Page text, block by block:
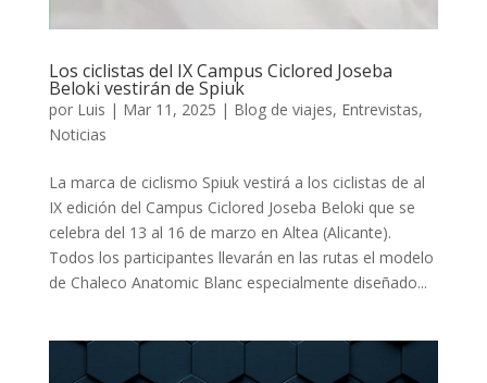
Los ciclistas del IX Campus Ciclored Joseba
Beloki vestirán de Spiuk
por Luis | Mar 11, 2025 | Blog de viajes, Entrevistas,
Noticias
La marca de ciclismo Spiuk vestirá a los ciclistas de al
IX edición del Campus Ciclored Joseba Beloki que se
celebra del 13 al 16 de marzo en Altea (Alicante).
Todos los participantes llevarán en las rutas el modelo
de Chaleco Anatomic Blanc especialmente diseñado...